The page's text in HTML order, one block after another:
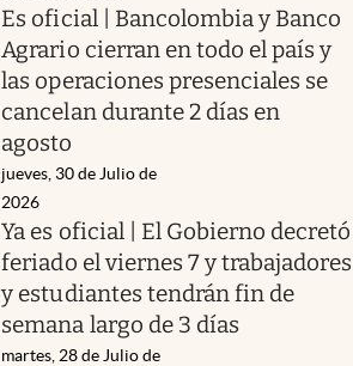
Es oficial | Bancolombia y Banco
Agrario cierran en todo el país y
las operaciones presenciales se
cancelan durante 2 días en
agosto
jueves, 30 de Julio de
2026
Ya es oficial | El Gobierno decretó
feriado el viernes 7 y trabajadores
y estudiantes tendrán fin de
semana largo de 3 días
martes, 28 de Julio de